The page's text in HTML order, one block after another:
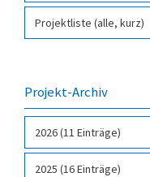
Projektliste (alle, kurz)
Projekt-Archiv
2026 (11 Einträge)
2025 (16 Einträge)